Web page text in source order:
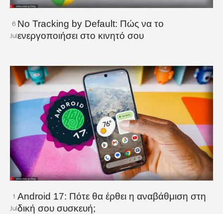
6
Jul
No Tracking by Default: Πώς να το
ενεργοποιήσει στο κινητό σου
1
Jul
Android 17: Πότε θα έρθει η αναβάθμιση στη
δική σου συσκευή;